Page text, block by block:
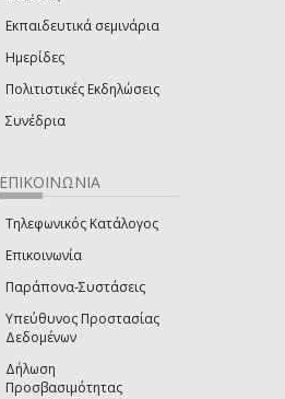
Εκπαιδευτικά σεμινάρια
Ημερίδες
Πολιτιστικές Εκδηλώσεις
Συνέδρια
ΕΠΙΚΟΙΝΩΝΊΑ
Τηλεφωνικός Κατάλογος
Επικοινωνία
Παράπονα-Συστάσεις
Υπεύθυνος Προστασίας
Δεδομένων
Δήλωση
Προσβασιμότητας